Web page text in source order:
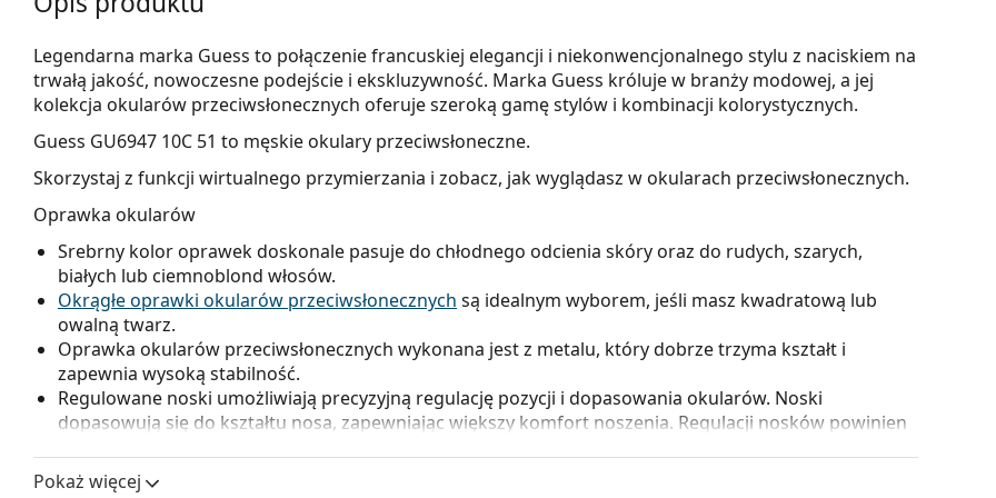
Legendarna marka Guess to połączenie francuskiej elegancji i niekonwencjonalnego stylu z naciskiem na
trwałą jakość, nowoczesne podejście i ekskluzywność. Marka Guess króluje w branży modowej, a jej
kolekcja okularów przeciwsłonecznych oferuje szeroką gamę stylów i kombinacji kolorystycznych.
Guess GU6947 10C 51 to męskie okulary przeciwsłoneczne.
Skorzystaj z funkcji wirtualnego przymierzania i zobacz, jak wyglądasz w okularach przeciwsłonecznych.
Oprawka okularów
Srebrny kolor oprawek doskonale pasuje do chłodnego odcienia skóry oraz do rudych, szarych,
białych lub ciemnoblond włosów.
Okrągłe oprawki okularów przeciwsłonecznych są idealnym wyborem, jeśli masz kwadratową lub
owalną twarz.
Oprawka okularów przeciwsłonecznych wykonana jest z metalu, który dobrze trzyma kształt i
zapewnia wysoką stabilność.
Regulowane noski umożliwiają precyzyjną regulację pozycji i dopasowania okularów. Noski
dopasowują się do kształtu nosa, zapewniając większy komfort noszenia. Regulacji nosków powinien
nieprofesjonalnej manipulacji.
Pokaż więcej